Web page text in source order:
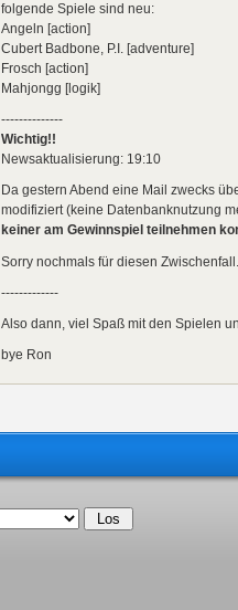
folgende Spiele sind neu:
Angeln [action]
Cubert Badbone, P.I. [adventure]
Frosch [action]
Mahjongg [logik]
--------------
Wichtig!!
Newsaktualisierung: 19:10
Da gestern Abend eine Mail zwecks
modifiziert (keine Datenbanknutzung
keiner am Gewinnspiel teilnehmen
Sorry nochmals für diesen Zwischenfall.
-------------
Also dann, viel Spaß mit den Spielen
bye Ron